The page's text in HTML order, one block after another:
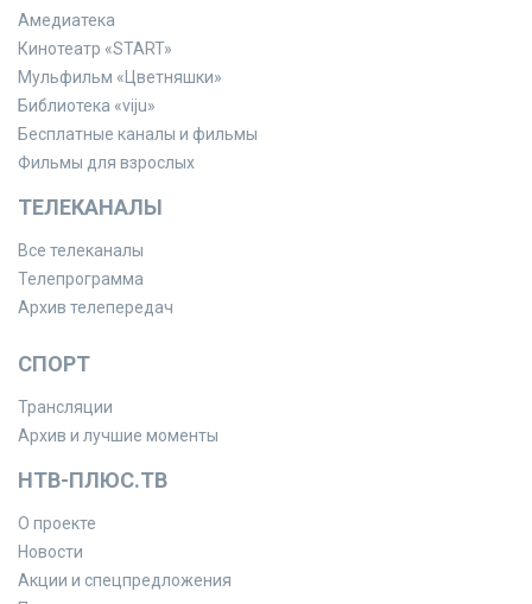
Амедиатека
Кинотеатр «START»
Мульфильм «Цветняшки»
Библиотека «viju»
Бесплатные каналы и фильмы
Фильмы для взрослых
ТЕЛЕКАНАЛЫ
Все телеканалы
Телепрограмма
Архив телепередач
СПОРТ
Трансляции
Архив и лучшие моменты
НТВ-ПЛЮС.ТВ
О проекте
Новости
Акции и спецпредложения